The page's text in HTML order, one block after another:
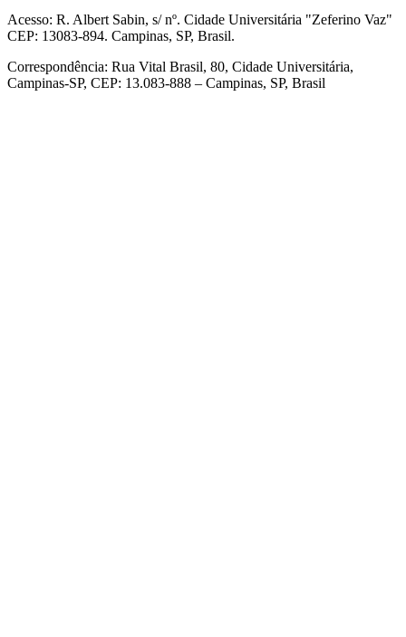
Acesso: R. Albert Sabin, s/ nº. Cidade Universitária "Zeferino Vaz"
CEP: 13083-894. Campinas, SP, Brasil.
Correspondência: Rua Vital Brasil, 80, Cidade Universitária,
Campinas-SP, CEP: 13.083-888 – Campinas, SP, Brasil